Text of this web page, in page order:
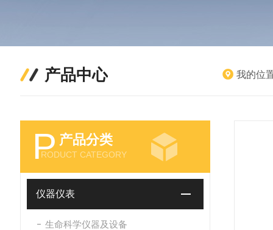
产品中心 我的位
P 产品分类
RODUCT CATEGORY
仪器仪表
生命科学仪器及设备